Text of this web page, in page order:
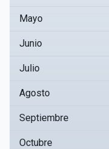
Mayo
Junio
Julio
Agosto
Septiembre
Octubre